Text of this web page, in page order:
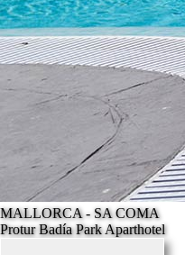
MALLORCA - SA COMA
Protur Badía Park Aparthotel